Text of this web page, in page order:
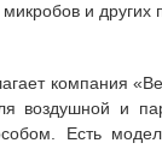
и других
компания
воздушной и
Есть